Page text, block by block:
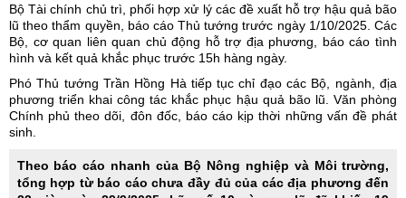
Bộ Tài chính chủ trì, phối hợp xử lý các đề xuất hỗ trợ hậu quả bão
lũ theo thẩm quyền, báo cáo Thủ tướng trước ngày 1/10/2025. Các
Bộ, cơ quan liên quan chủ động hỗ trợ địa phương, báo cáo tình
hình và kết quả khắc phục trước 15h hàng ngày.
Phó Thủ tướng Trần Hồng Hà tiếp tục chỉ đạo các Bộ, ngành, địa
phương triển khai công tác khắc phục hậu quả bão lũ. Văn phòng
Chính phủ theo dõi, đôn đốc, báo cáo kịp thời những vấn đề phát
sinh.
Theo báo cáo nhanh của Bộ Nông nghiệp và Môi trường,
tổng hợp từ báo cáo chưa đầy đủ của các địa phương đến